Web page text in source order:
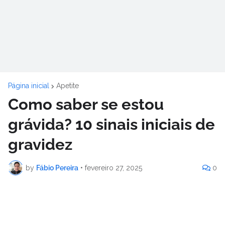
Página inicial Apetite
Como saber se estou
grávida? 10 sinais iniciais de
gravidez
by Fábio Pereira • fevereiro 27, 2025 0